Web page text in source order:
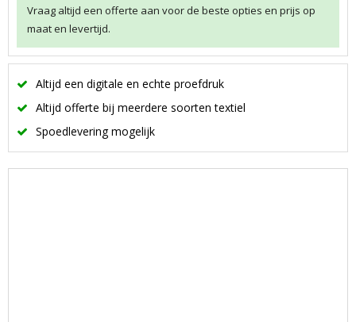
Vraag altijd een offerte aan voor de beste opties en prijs op
maat en levertijd.
Altijd een digitale en echte proefdruk
Altijd offerte bij meerdere soorten textiel
Spoedlevering mogelijk